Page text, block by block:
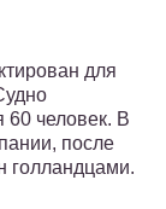
для
человек. В
после
голландцами.